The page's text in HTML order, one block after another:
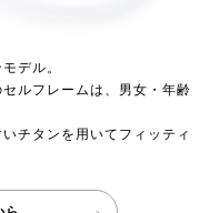
デル。
ルフレームは、男女・年齢
チタンを用いてフィッティ